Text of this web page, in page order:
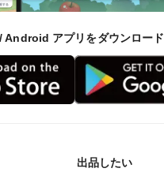
Android アプリをダウンロード
出品したい